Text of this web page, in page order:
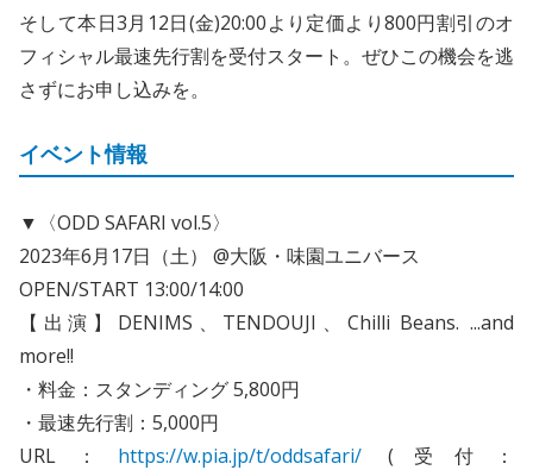
そして本日3月12日(金)20:00より定価より800円割引のオ
フィシャル最速先行割を受付スタート。ぜひこの機会を逃
さずにお申し込みを。
イベント情報
▼〈ODD SAFARI vol.5〉
2023年6月17日（土） @大阪・味園ユニバース
OPEN/START 13:00/14:00
【出演】DENIMS、TENDOUJI、Chilli Beans. ...and
more!!
・料金：スタンディング 5,800円
・最速先行割：5,000円
URL： https://w.pia.jp/t/oddsafari/(受付：